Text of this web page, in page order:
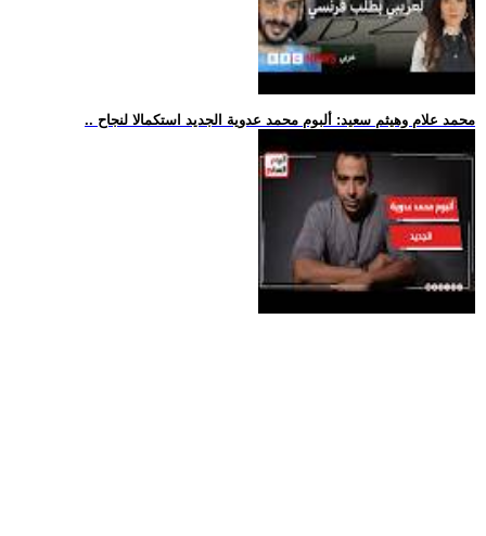
.. محمد علام وهيثم سعيد: ألبوم محمد عدوية الجديد استكمالا لنجاح